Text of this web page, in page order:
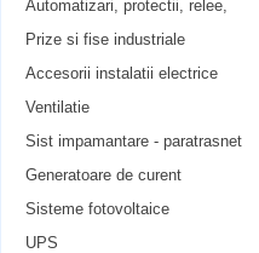
Automatizari, protectii, relee,
Prize si fise industriale
Accesorii instalatii electrice
Ventilatie
Sist impamantare - paratrasnet
Generatoare de curent
Sisteme fotovoltaice
UPS